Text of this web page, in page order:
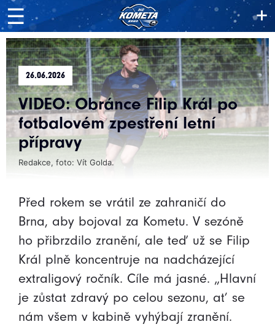
☰ +
26.06.2026
VIDEO: Obránce Filip Král po
fotbalovém zpestření letní
přípravy
Redakce, foto: Vít Golda.
Před rokem se vrátil ze zahraničí do
Brna, aby bojoval za Kometu. V sezóně
ho přibrzdilo zranění, ale teď už se Filip
Král plně koncentruje na nadcházející
extraligový ročník. Cíle má jasné. „Hlavní
je zůstat zdravý po celou sezonu, ať se
nám všem v kabině vyhýbají zranění.